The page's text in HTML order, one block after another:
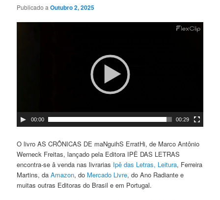
Publicado aOutubro 2, 2025
00:00 00:29
O livro AS CRÔNICAS DE maNguihS ErratHi, de Marco Antônio
Werneck Freitas, lançado pela Editora IPÊ DAS LETRAS
encontra-se â venda nas livrarias Ipê das Letras, Leitura, Ferreira
Martins, daAmazon, do Mercado Livre, do Ano Radiante e
muitas outras Editoras do Brasil e em Portugal.